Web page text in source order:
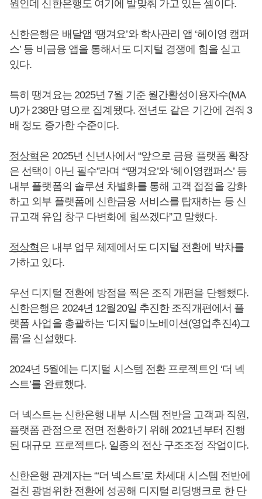
원인데 신한은행도 여기에 발맞춰 가고 있는 셈이다.
신한은행은 배달앱 ‘땡겨요’와 학사관리 앱 ‘헤이영 캠퍼
스’ 등 비금융 앱을 통해서도 디지털 경쟁에 힘을 싣고
있다.
특히 땡겨요는 2025년 7월 기준 월간활성이용자수(MA
U)가 238만 명으로 집계됐다. 전년도 같은 기간에 견줘 3
배 정도 증가한 수준이다.
정상혁은 2025년 신년사에서 “앞으로 금융 플랫폼 확장
은 선택이 아닌 필수”라며 “‘땡겨요’와 ‘헤이영캠퍼스’ 등
내부 플랫폼의 솔루션 차별화를 통해 고객 접점을 강화
하고 외부 플랫폼에 신한금융 서비스를 탑재하는 등 신
규고객 유입 창구 다변화에 힘쓰겠다”고 말했다.
정상혁은 내부 업무 체제에서도 디지털 전환에 박차를
가하고 있다.
우선 디지털 전환에 방점을 찍은 조직 개편을 단행했다.
신한은행은 2024년 12월20일 추진한 조직개편에서 플
랫폼 사업을 총괄하는 ‘디지털이노베이션(영업추진4)그
룹’을 신설했다.
2024년 5월에는 디지털 시스템 전환 프로젝트인 ‘더 넥
스트’를 완료했다.
더 넥스트는 신한은행 내부 시스템 전반을 고객과 직원,
플랫폼 관점으로 전면 전환하기 위해 2021년부터 진행
된 대규모 프로젝트다. 일종의 전산 구조조정 작업이다.
신한은행 관계자는 “‘더 넥스트’로 차세대 시스템 전반에
걸친 광범위한 전환에 성공해 디지털 리딩뱅크로 한 단